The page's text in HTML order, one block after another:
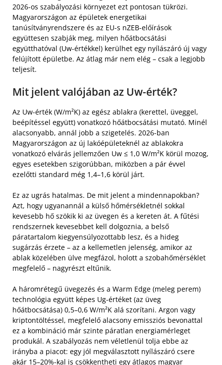
2026-os szabályozási környezet ezt pontosan tükrözi.
Magyarországon az épületek energetikai
tanúsítványrendszere és az EU-s nZEB-előírások
együttesen szabják meg, milyen hőátbocsátási
együtthatóval (Uw-értékkel) kerülhet egy nyílászáró új vagy
felújított épületbe. Az átlag már nem elég – csak a legjobb
teljesít.
Mit jelent valójában az Uw-érték?
Az Uw-érték (W/m²K) az egész ablakra (kerettel, üveggel,
beépítéssel együtt) vonatkozó hőátbocsátási mutató. Minél
alacsonyabb, annál jobb a szigetelés. 2026-ban
Magyarországon az új lakóépületeknél az ablakokra
vonatkozó elvárás jellemzően Uw ≤ 1,0 W/m²K körül mozog,
egyes esetekben szigorúbban, miközben a pár évvel
ezelőtti standard még 1,4–1,6 körül járt.
Ez az ugrás hatalmas. De mit jelent a mindennapokban?
Azt, hogy ugyanannál a külső hőmérsékletnél sokkal
kevesebb hő szökik ki az üvegen és a kereten át. A fűtési
rendszernek kevesebbet kell dolgoznia, a belső
páratartalom kiegyensúlyozottabb lesz, és a hideg
sugárzás érzete – az a kellemetlen jelenség, amikor az
ablak közelében ülve megfázol, holott a szobahőmérséklet
megfelelő – nagyrészt eltűnik.
A háromrétegű üvegezés és a Warm Edge (meleg perem)
technológia együtt képes Ug-értéket (az üveg
hőátbocsátása) 0,5–0,6 W/m²K alá szorítani. Argon vagy
kriptontöltéssel, megfelelő alacsony emissziós bevonattal
ez a kombináció már szinte páratlan energiamérleget
produkál. A szabályozás nem véletlenül tolja ebbe az
irányba a piacot: egy jól megválasztott nyílászáró csere
akár 15–20%-kal is csökkentheti egy átlagos magyar